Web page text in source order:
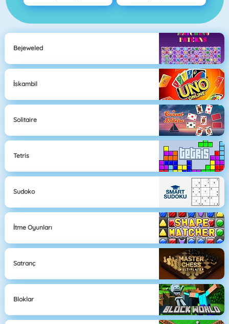
Bejeweled
İskambil
Solitaire
Tetris
Sudoko
İtme Oyunları
Satranç
Bloklar